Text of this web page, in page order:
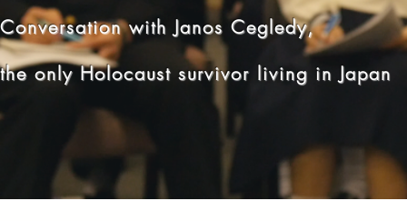
Conversation with Janos Cegledy,
the only Holocaust survivor living in Japan